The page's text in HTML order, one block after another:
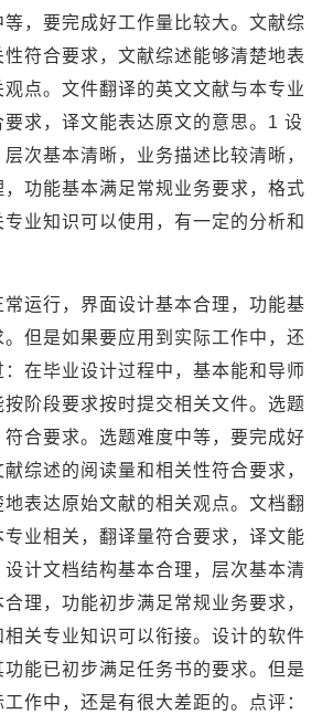
，要完成好工作量比较大。文献综
符合要求，文献综述能够清楚地表
点。文件翻译的英文文献与本专业
求，译文能表达原文的意思。1 设
次基本清晰，业务描述比较清晰，
功能基本满足常规业务要求，格式
业知识可以使用，有一定的分析和
运行，界面设计基本合理，功能基
但是如果要应用到实际工作中，还
在毕业设计过程中，基本能和导师
阶段要求按时提交相关文件。选题
合要求。选题难度中等，要完成好
综述的阅读量和相关性符合要求，
表达原始文献的相关观点。文档翻
业相关，翻译量符合要求，译文能
计文档结构基本合理，层次基本清
理，功能初步满足常规业务要求，
关专业知识可以衔接。设计的软件
能已初步满足任务书的要求。但是
作中，还是有很大差距的。点评：